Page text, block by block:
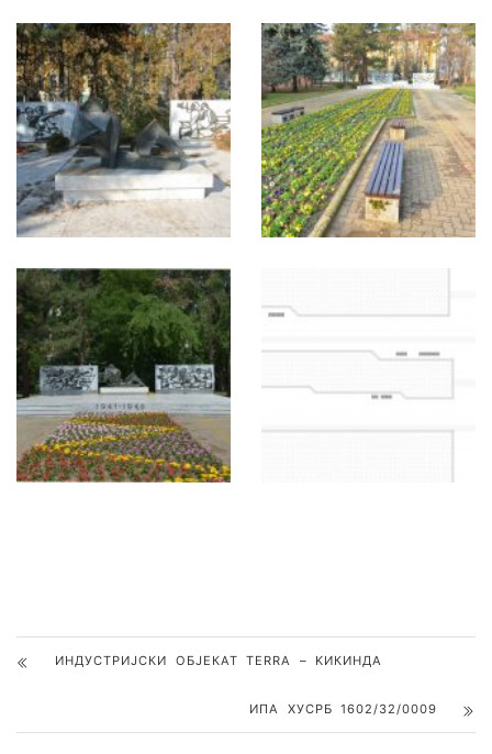
ИНДУСТРИЈСКИ ОБЈЕКАТ ТERRA – KИКИНДА
ИПА ХУСРБ 1602/32/0009